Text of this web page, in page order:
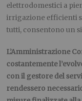
elettrodomestici a
irrigazione efficienti
tutti, consentono un
L’Amministrazione
costantemente
con il gestore del
rendessero